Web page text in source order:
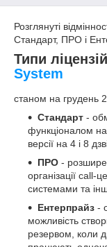
Розглянуті
Стандарт, ПРО і
Типи
System
станом на грудень
Стандарт -
функціоналом
версії на 4 і 8
ПРО -
організації call-
системами та
Ентерпрайз -
можливість
резервом, коли